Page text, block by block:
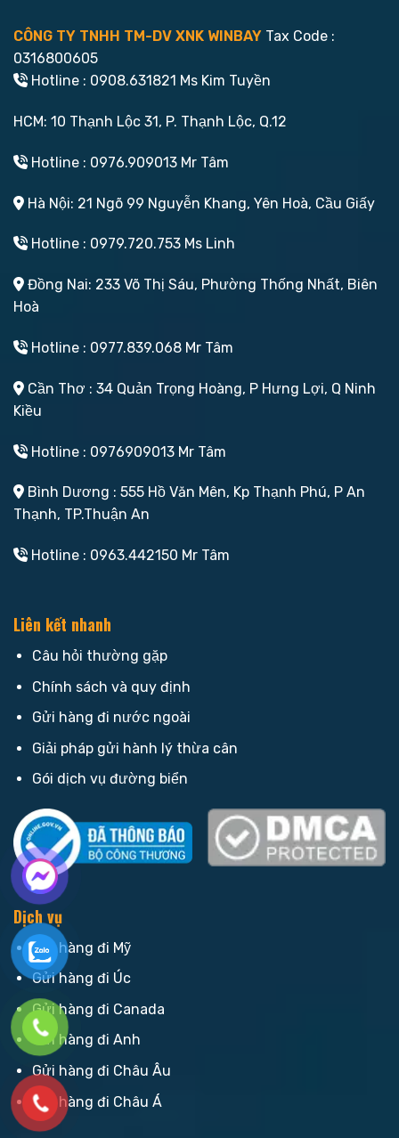
CÔNG TY TNHH TM-DV XNK WINBAY Tax Code :
0316800605
Hotline : 0908.631821 Ms Kim Tuyền
HCM: 10 Thạnh Lộc 31, P. Thạnh Lộc, Q.12
Hotline : 0976.909013 Mr Tâm
Hà Nội: 21 Ngõ 99 Nguyễn Khang, Yên Hoà, Cầu Giấy
Hotline : 0979.720.753 Ms Linh
Đồng Nai: 233 Võ Thị Sáu, Phường Thống Nhất, Biên
Hoà
Hotline : 0977.839.068 Mr Tâm
Cần Thơ : 34 Quản Trọng Hoàng, P Hưng Lợi, Q Ninh
Kiều
Hotline : 0976909013 Mr Tâm
Bình Dương : 555 Hồ Văn Mên, Kp Thạnh Phú, P An
Thạnh, TP.Thuận An
Hotline : 0963.442150 Mr Tâm
Liên kết nhanh
Câu hỏi thường gặp
Chính sách và quy định
Gửi hàng đi nước ngoài
Giải pháp gửi hành lý thừa cân
Gói dịch vụ đường biển
Dịch vụ
Gửi hàng đi Mỹ
Gửi hàng đi Úc
Gửi hàng đi Canada
Gửi hàng đi Anh
Gửi hàng đi Châu Âu
Gửi hàng đi Châu Á